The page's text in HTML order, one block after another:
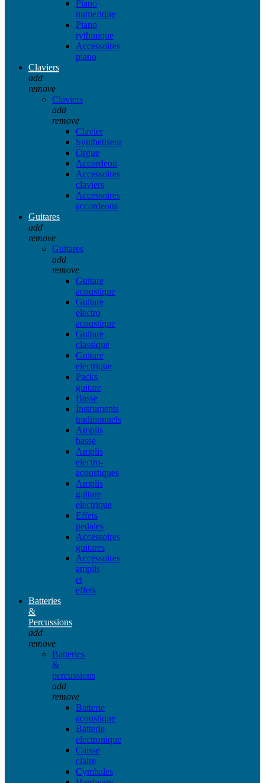
Piano
numerique
Piano
rythmique
Accessoires
piano
Claviers
add
remove
Claviers
add
remove
Clavier
Synthetiseur
Orgue
Accordeon
Accessoires
claviers
Accessoires
accordeons
Guitares
add
remove
Guitares
add
remove
Guitare
acoustique
Guitare
electro
acoustique
Guitare
classique
Guitare
electrique
Packs
guitare
Basse
Instruments
traditionnels
Amplis
basse
Amplis
electro-
acoustiques
Amplis
guitare
electrique
Effets
pedales
Accessoires
guitares
Accessoires
amplis
et
effets
Batteries
&
Percussions
add
remove
Batteries
&
percussions
add
remove
Batterie
acoustique
Batterie
electronique
Caisse
claire
Cymbales